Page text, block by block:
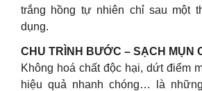
trắng hồng tự nhiên chỉ sau một
dụng.
CHU TRÌNH BƯỚC – SẠCH MỤN
Không hoá chất độc hại, dứt điểm
hiệu quả nhanh chóng… là